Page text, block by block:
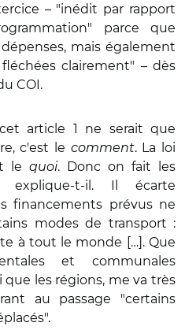
– "inédit par rapport
parce que
mais également
clairement" – dès
COI.
article 1 ne serait que
c'est le comment. La loi
le quoi. Donc on fait les
explique-t-il. Il écarte
financements prévus ne
modes de transport :
à tout le monde […]. Que
et communales
les régions, me va très
au passage "certains